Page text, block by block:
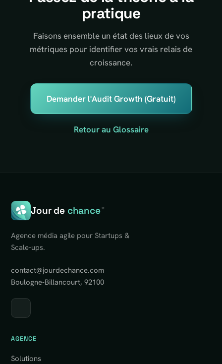
pratique
Faisons ensemble un état des lieux de vos
métriques pour identifier vos vrais relais de
croissance.
Demander l'Audit Growth (Gratuit)
Retour au Glossaire
Jour de chance®
Agence média agile pour Startups &
Scale-ups.
contact@jourdechance.com
Boulogne-Billancourt, 92100
AGENCE
Solutions